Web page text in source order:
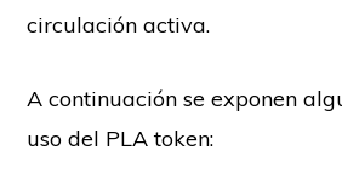
circulación activa.
A continuación se exponen
uso del PLA token: